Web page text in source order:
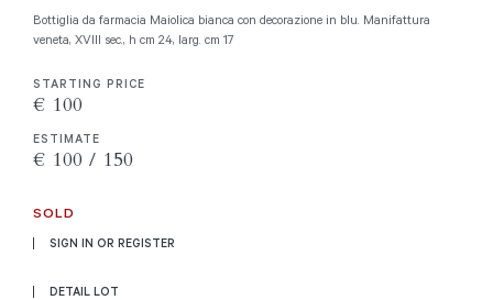
Bottiglia da farmacia Maiolica bianca con decorazione in blu. Manifattura
veneta, XVIII sec., h cm 24, larg. cm 17
STARTING PRICE
€ 100
ESTIMATE
€ 100 / 150
SOLD
SIGN IN OR REGISTER
DETAIL LOT